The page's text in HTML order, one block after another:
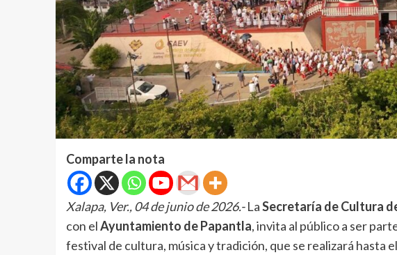
Comparte la nota
Xalapa, Ver., 04 de junio de 2026.-LaSecretaría de Cultura
con elAyuntamiento de Papantla, invita al público a ser
festival de cultura, música y tradición, que se realizará hasta